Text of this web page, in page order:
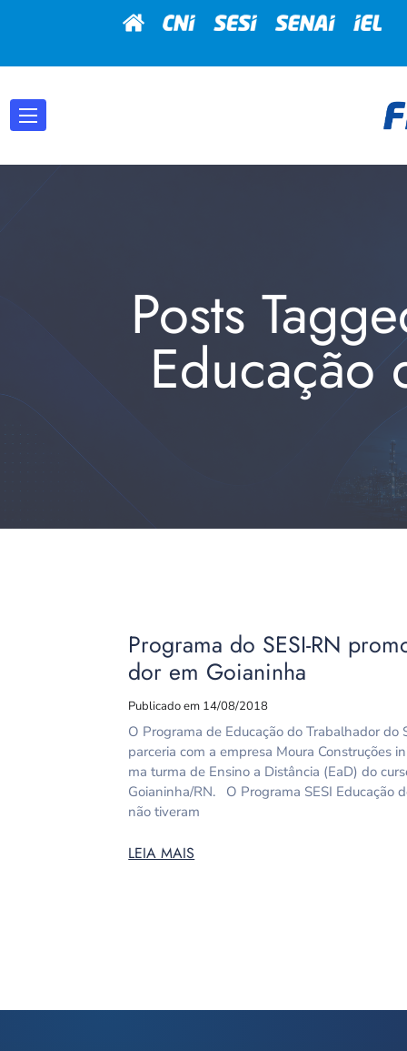
Posts
Educação
Programa do SESI-RN
dor em Goianinha
Publicado em 14/08/2018
O Programa de Educação do Trabalhador do
parceria com a empresa Moura Construções
ma turma de Ensino a Distância (EaD) do
Goianinha/RN. O Programa SESI Educação
não tiveram
LEIA MAIS